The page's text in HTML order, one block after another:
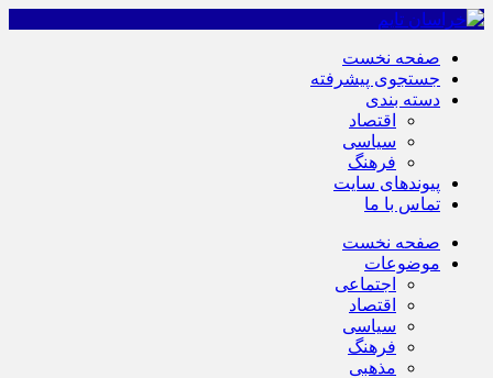
صفحه نخست
جستجوی پیشرفته
دسته بندی
اقتصاد
سیاسی
فرهنگ
پیوندهای سایت
تماس با ما
صفحه نخست
موضوعات
اجتماعی
اقتصاد
سیاسی
فرهنگ
مذهبی